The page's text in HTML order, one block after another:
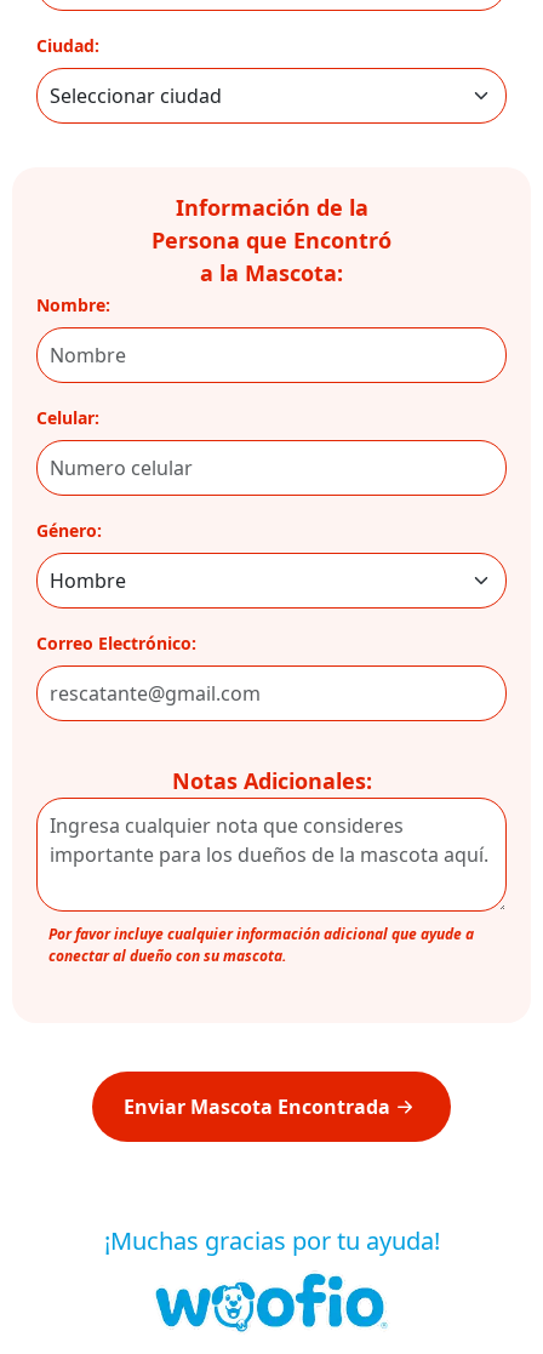
Ciudad:
Información de la
Persona que Encontró
a la Mascota:
Nombre:
Celular:
Género:
Correo Electrónico:
Notas Adicionales:
Por favor incluye cualquier información adicional que ayude a
conectar al dueño con su mascota.
Enviar Mascota Encontrada
¡Muchas gracias por tu ayuda!